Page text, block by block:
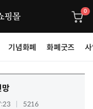
0
기념화폐 화폐굿즈
5216